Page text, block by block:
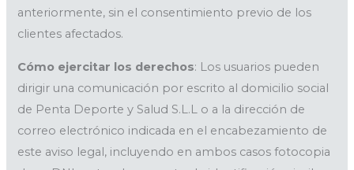
anteriormente, sin el consentimiento previo de los
clientes afectados.
Cómo ejercitar los derechos: Los usuarios pueden
dirigir una comunicación por escrito al domicilio social
de Penta Deporte y Salud S.L.L o a la dirección de
correo electrónico indicada en el encabezamiento de
este aviso legal, incluyendo en ambos casos fotocopia